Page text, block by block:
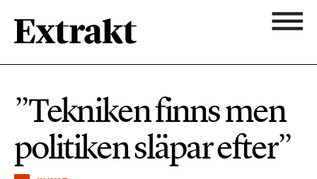
Biologisk mångfald
Hållbara städer
Nyhetsbrev
Om Extrakt
900 ARTIKLAR
584 ARTIKLAR
Hållbara städer
”Tekniken finns men
politiken släpar efter”